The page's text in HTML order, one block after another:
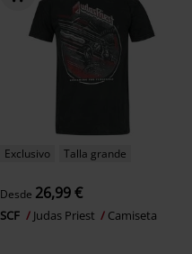
Exclusivo Talla grande
Desde 26,99 €
SCF Judas Priest Camiseta